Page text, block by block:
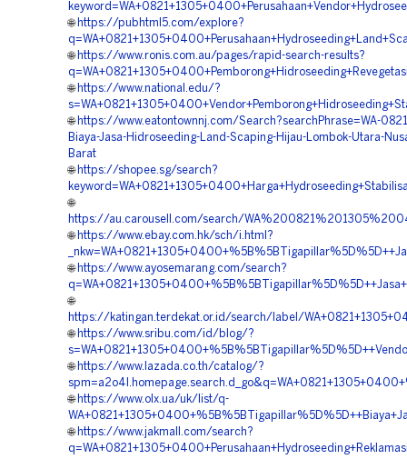
🌐 https://pubhtml5.com/explore?
🌐 https://www.ronis.com.au/pages/rapid-search-results?
🌐 https://www.national.edu/?
🌐 https://www.eatontownnj.com/Search?searchPhrase=WA-
Biaya-Jasa-Hidroseeding-Land-Scaping-Hijau-Lombok-Utara-
Barat
🌐 https://shopee.sg/search?
🌐
https://au.carousell.com/search/
🌐 https://www.ebay.com.hk/sch/i.html?
🌐 https://www.ayosemarang.com/search?
🌐
https://katingan.terdekat.or.id/search/label/
🌐 https://www.sribu.com/id/blog/?
🌐 https://www.lazada.co.th/catalog/?
🌐 https://www.olx.ua/uk/list/q-
🌐 https://www.jakmall.com/search?